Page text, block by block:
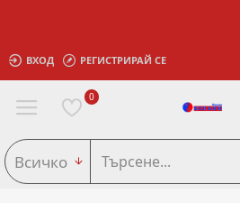
ВХОД РЕГИСТРИРАЙ СЕ
0
Всичко